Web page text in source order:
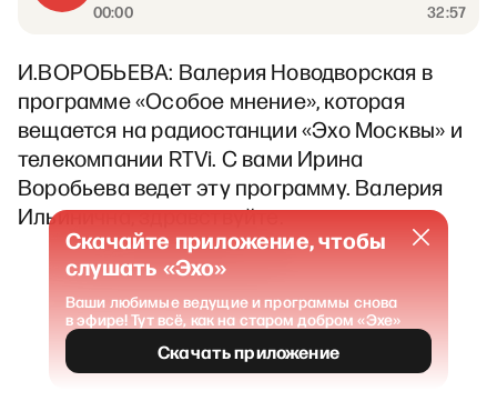
00:00 32:57
И.ВОРОБЬЕВА: Валерия Новодворская в
программе «Особое мнение», которая
вещается на радиостанции «Эхо Москвы» и
телекомпании RTVi. С вами Ирина
Воробьева ведет эту программу. Валерия
Ильинична, здравствуйте.
Скачайте приложение, чтобы
слушать «Эхо»
Ваши любимые ведущие и программы снова
в эфире! Тут всё, как на старом добром «Эхе»
Скачать приложение